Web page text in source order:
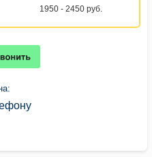
1950 - 2450 руб.